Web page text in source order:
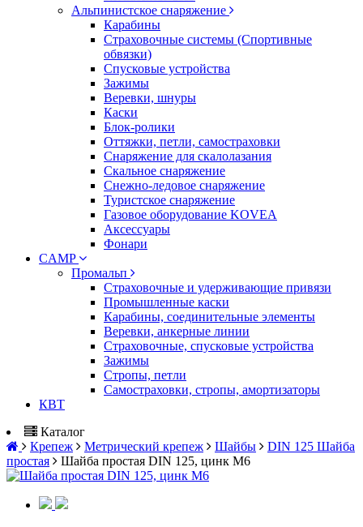
Альпинистское снаряжение
Карабины
Страховочные системы (Спортивные
обвязки)
Спусковые устройства
Зажимы
Веревки, шнуры
Каски
Блок-ролики
Оттяжки, петли, самостраховки
Снаряжение для скалолазания
Скальное снаряжение
Снежно-ледовое снаряжение
Туристское снаряжение
Газовое оборудование KOVEA
Аксессуары
Фонари
CAMP
Промальп
Страховочные и удерживающие привязи
Промышленные каски
Карабины, соединительные элементы
Веревки, анкерные линии
Страховочные, спусковые устройства
Зажимы
Стропы, петли
Самостраховки, стропы, амортизаторы
КВТ
Каталог
Крепеж
Метрический крепеж Шайбы
DIN 125 Шайба
простая
Шайба простая DIN 125, цинк М6